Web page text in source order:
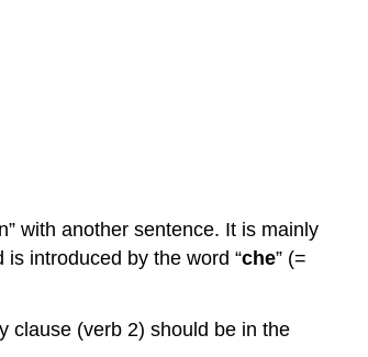
with another sentence. It is mainly
introduced by the word “che” (=
clause (verb 2) should be in the